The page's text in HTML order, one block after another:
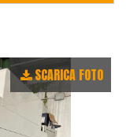
SCARICA FOTO